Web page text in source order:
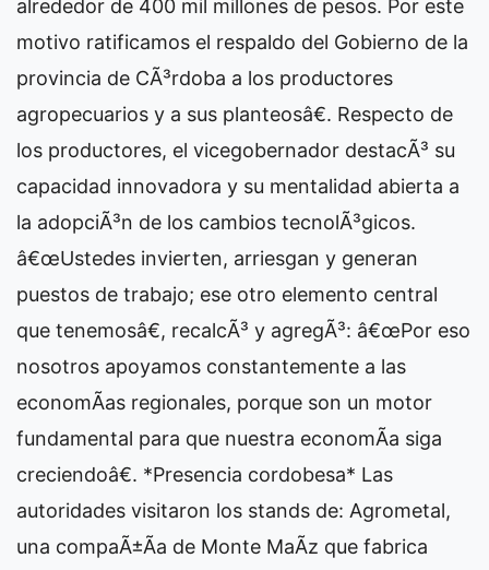
alrededor de 400 mil millones de pesos. Por este
motivo ratificamos el respaldo del Gobierno de la
provincia de CÃ³rdoba a los productores
agropecuarios y a sus planteosâ€. Respecto de
los productores, el vicegobernador destacÃ³ su
capacidad innovadora y su mentalidad abierta a
la adopciÃ³n de los cambios tecnolÃ³gicos.
â€œUstedes invierten, arriesgan y generan
puestos de trabajo; ese otro elemento central
que tenemosâ€, recalcÃ³ y agregÃ³: â€œPor eso
nosotros apoyamos constantemente a las
economÃ­as regionales, porque son un motor
fundamental para que nuestra economÃ­a siga
creciendoâ€. *Presencia cordobesa* Las
autoridades visitaron los stands de: Agrometal,
una compaÃ±Ã­a de Monte MaÃ­z que fabrica